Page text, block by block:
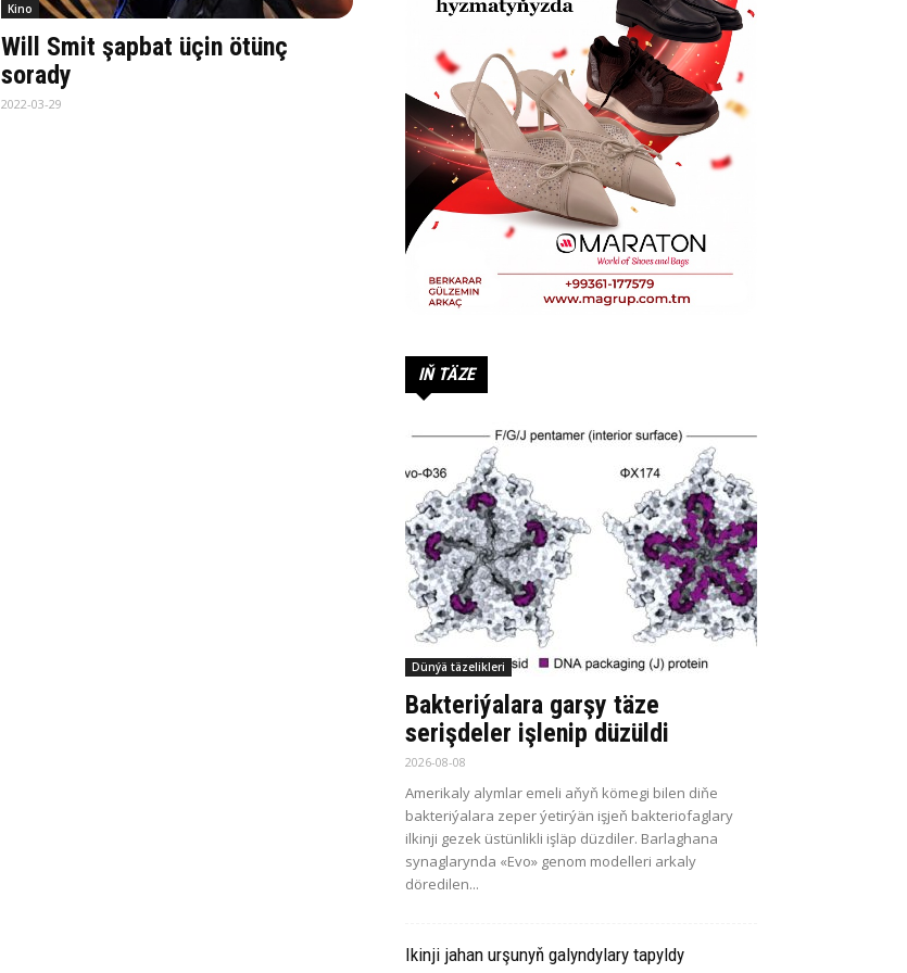
Kino
Will Smit şapbat üçin ötünç
sorady
2022-03-29
IŇ TÄZE
Dünýä täzelikleri
Bakteriýalara garşy täze
serişdeler işlenip düzüldi
2026-08-08
Amerikaly alymlar emeli aňyň kömegi bilen diňe
bakteriýalara zeper ýetirýän işjeň bakteriofaglary
ilkinji gezek üstünlikli işläp düzdiler. Barlaghana
synaglarynda «Evo» genom modelleri arkaly
döredilen...
Ikinji jahan urşunyň galyndylary tapyldy